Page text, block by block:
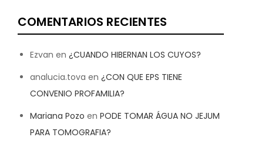
COMENTARIOS RECIENTES
Ezvan en ¿CUANDO HIBERNAN LOS CUYOS?
analucia.tova en ¿CON QUE EPS TIENE
CONVENIO PROFAMILIA?
Mariana Pozo en PODE TOMAR ÁGUA NO JEJUM
PARA TOMOGRAFIA?